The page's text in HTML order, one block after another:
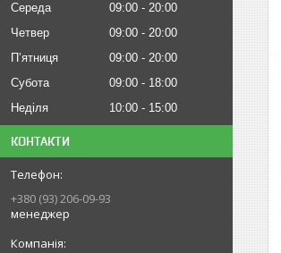
Середа
09:00
20:00
Четвер
09:00
20:00
Пʼятниця
09:00
20:00
Субота
09:00
18:00
Неділя
10:00 15:00
КОНТАКТИ
+380 (93) 206-09-93
менеджер